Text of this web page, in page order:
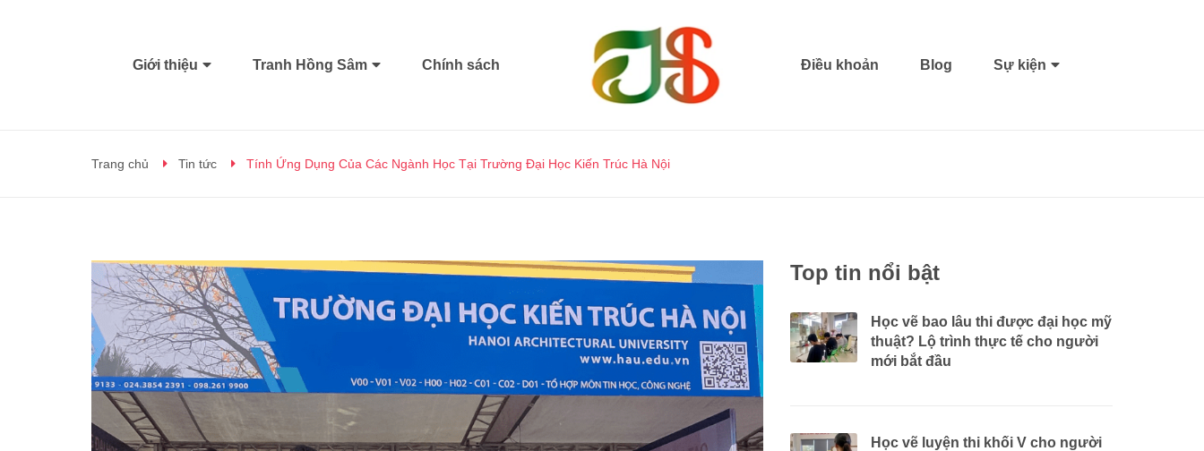
Giới thiệu Tranh Hồng Sâm Chính sách Điều khoản Blog Sự kiện
Trang chủ Tin tức Tính Ứng Dụng Của Các Ngành Học Tại Trường Đại Học Kiến Trúc Hà Nội
Top tin nổi bật
Học vẽ bao lâu thi được đại học mỹ
thuật? Lộ trình thực tế cho người
mới bắt đầu
Học vẽ luyện thi khối V cho người